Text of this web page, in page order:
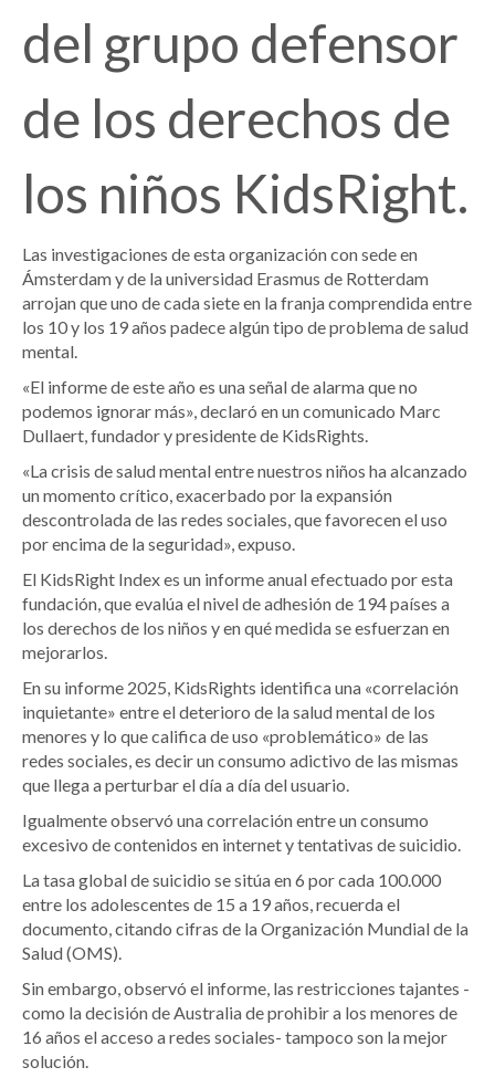
del grupo defensor
de los derechos de
los niños KidsRight.
Las investigaciones de esta organización con sede en
Ámsterdam y de la universidad Erasmus de Rotterdam
arrojan que uno de cada siete en la franja comprendida entre
los 10 y los 19 años padece algún tipo de problema de salud
mental.
«El informe de este año es una señal de alarma que no
podemos ignorar más», declaró en un comunicado Marc
Dullaert, fundador y presidente de KidsRights.
«La crisis de salud mental entre nuestros niños ha alcanzado
un momento crítico, exacerbado por la expansión
descontrolada de las redes sociales, que favorecen el uso
por encima de la seguridad», expuso.
El KidsRight Index es un informe anual efectuado por esta
fundación, que evalúa el nivel de adhesión de 194 países a
los derechos de los niños y en qué medida se esfuerzan en
mejorarlos.
En su informe 2025, KidsRights identifica una «correlación
inquietante» entre el deterioro de la salud mental de los
menores y lo que califica de uso «problemático» de las
redes sociales, es decir un consumo adictivo de las mismas
que llega a perturbar el día a día del usuario.
Igualmente observó una correlación entre un consumo
excesivo de contenidos en internet y tentativas de suicidio.
La tasa global de suicidio se sitúa en 6 por cada 100.000
entre los adolescentes de 15 a 19 años, recuerda el
documento, citando cifras de la Organización Mundial de la
Salud (OMS).
Sin embargo, observó el informe, las restricciones tajantes -
como la decisión de Australia de prohibir a los menores de
16 años el acceso a redes sociales- tampoco son la mejor
solución.